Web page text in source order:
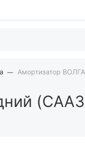
Амортизатор